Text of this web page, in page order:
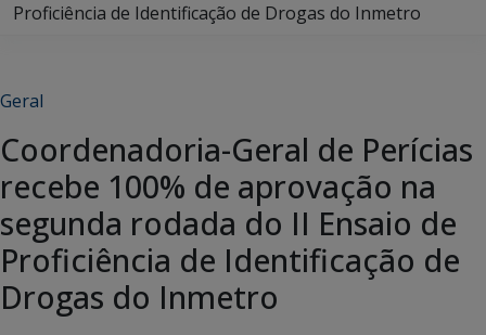
Proficiência de Identificação de Drogas do Inmetro
Geral
Coordenadoria-Geral de Perícias
recebe 100% de aprovação na
segunda rodada do II Ensaio de
Proficiência de Identificação de
Drogas do Inmetro